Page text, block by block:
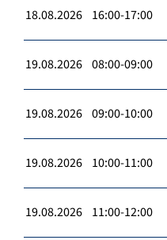
18.08.2026 16:00-17:00
19.08.2026 08:00-09:00
19.08.2026 09:00-10:00
19.08.2026 10:00-11:00
19.08.2026 11:00-12:00